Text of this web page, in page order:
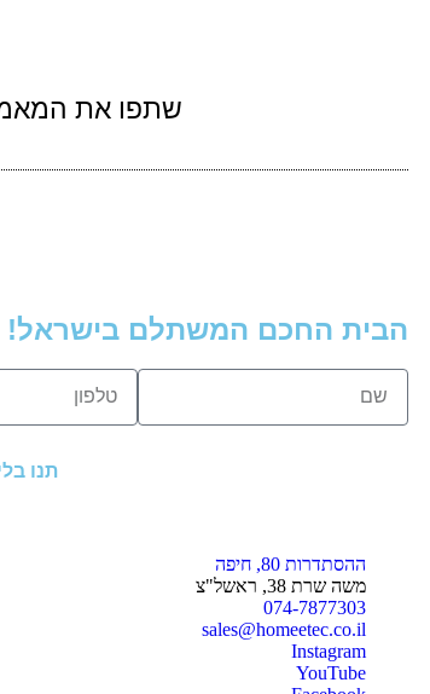
שתפו את
הבית החכם המשתלם בישראל!
ההסתדרות 80, חיפה
משה שרת 38, ראשל"צ
074-7877303
sales@homeetec.co.il
Instagram
YouTube
תנו